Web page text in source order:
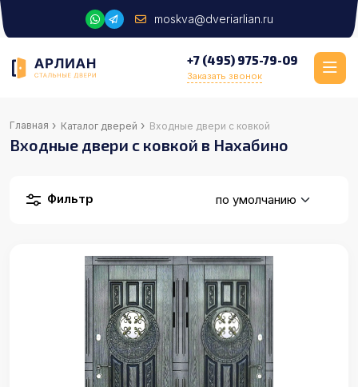
moskva@dveriarlian.ru
+7 (495) 975-79-09
Заказать звонок
Главная › Каталог дверей › Входные двери с ковкой
Входные двери с ковкой в Нахабино
Фильтр